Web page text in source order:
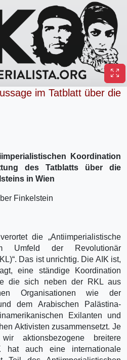
im Tatblatt über die
Koordination
des Tatblatts über die
in Wien
Finkelstein
die „Antiimperialistische
Umfeld der Revolutionär
Das ist unrichtig. Die AIK ist,
eine ständige Koordination
die sich neben der RKL aus
Organisationen wie der
dem Arabischen Palästina-
Exilanten und
Aktivisten zusammensetzt. Je
aktionsbezogene breitere
hat auch eine internationale